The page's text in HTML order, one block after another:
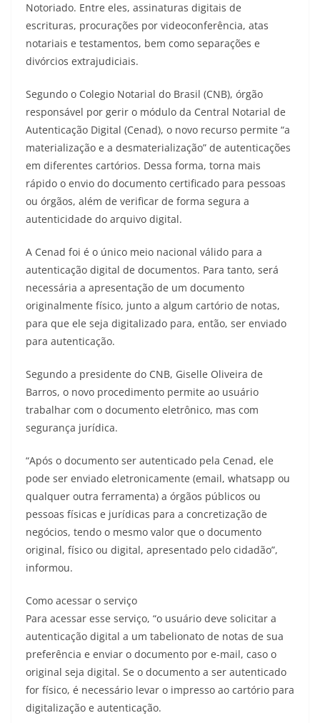
Notoriado. Entre eles, assinaturas digitais de
escrituras, procurações por videoconferência, atas
notariais e testamentos, bem como separações e
divórcios extrajudiciais.
Segundo o Colegio Notarial do Brasil (CNB), órgão
responsável por gerir o módulo da Central Notarial de
Autenticação Digital (Cenad), o novo recurso permite “a
materialização e a desmaterialização” de autenticações
em diferentes cartórios. Dessa forma, torna mais
rápido o envio do documento certificado para pessoas
ou órgãos, além de verificar de forma segura a
autenticidade do arquivo digital.
A Cenad foi é o único meio nacional válido para a
autenticação digital de documentos. Para tanto, será
necessária a apresentação de um documento
originalmente físico, junto a algum cartório de notas,
para que ele seja digitalizado para, então, ser enviado
para autenticação.
Segundo a presidente do CNB, Giselle Oliveira de
Barros, o novo procedimento permite ao usuário
trabalhar com o documento eletrônico, mas com
segurança jurídica.
“Após o documento ser autenticado pela Cenad, ele
pode ser enviado eletronicamente (email, whatsapp ou
qualquer outra ferramenta) a órgãos públicos ou
pessoas físicas e jurídicas para a concretização de
negócios, tendo o mesmo valor que o documento
original, físico ou digital, apresentado pelo cidadão”,
informou.
Como acessar o serviço
Para acessar esse serviço, “o usuário deve solicitar a
autenticação digital a um tabelionato de notas de sua
preferência e enviar o documento por e-mail, caso o
original seja digital. Se o documento a ser autenticado
for físico, é necessário levar o impresso ao cartório para
digitalização e autenticação.